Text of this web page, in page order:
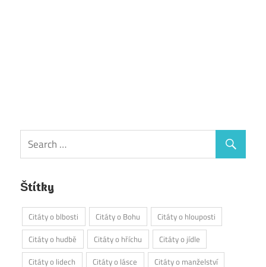
Štítky
Citáty o blbosti Citáty o Bohu
Citáty o hlouposti
Citáty o hudbě
Citáty o hříchu
Citáty o jídle
Citáty o lidech
Citáty o lásce
Citáty o manželství